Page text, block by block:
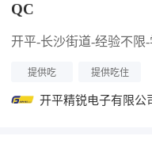
QC
开平-长沙街道-经验不限-
提供吃 提供吃住
开平精锐电子有限公